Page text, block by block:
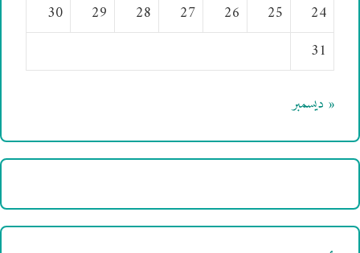
24
25
26
27
28
29
30
31
« ديسمبر